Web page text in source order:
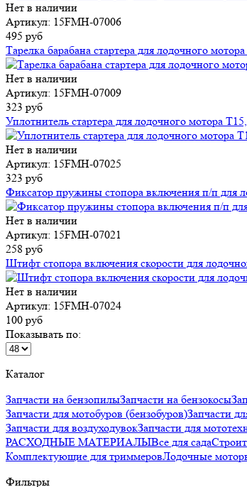
Нет в наличии
Артикул: 15FMH-07006
495 руб
Тарелка барабана стартера для лодочного
Нет в наличии
Артикул: 15FMH-07009
323 руб
Уплотнитель стартера для лодочного мотора
Нет в наличии
Артикул: 15FMH-07025
323 руб
Фиксатор пружины стопора включения п/п для
Нет в наличии
Артикул: 15FMH-07021
258 руб
Штифт стопора включения скорости для
Нет в наличии
Артикул: 15FMH-07024
100 руб
Показывать по:
Каталог
Запчасти на бензопилыЗапчасти на бензокосы
Запчасти для мотобуров (бензобуров)Запчасти
Запчасти для воздуходувокЗапчасти для
РАСХОДНЫЕ МАТЕРИАЛЫВсе для сада
Комплектующие для триммеровЛодочные
Фильтры